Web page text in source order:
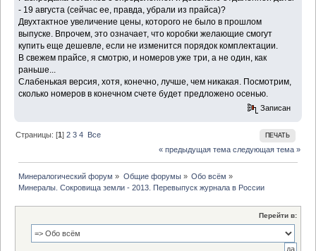
- 19 августа (сейчас ее, правда, убрали из прайса)?
Двухтактное увеличение цены, которого не было в прошлом
выпуске. Впрочем, это означает, что коробки желающие смогут
купить еще дешевле, если не изменится порядок комплектации.
В свежем прайсе, я смотрю, и номеров уже три, а не один, как
раньше...
Слабенькая версия, хотя, конечно, лучше, чем никакая. Посмотрим,
сколько номеров в конечном счете будет предложено осенью.
Записан
ПЕЧАТЬ
Страницы: [1]2 3 4 Все
« предыдущая тема следующая тема »
Минералогический форум » Общие форумы» Обо всём »
Минералы. Сокровища земли - 2013. Перевыпуск журнала в России
Перейти в: